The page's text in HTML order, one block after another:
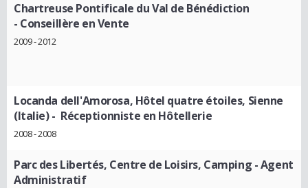
Chartreuse Pontificale du Val de Bénédiction
- Conseillère en Vente
2009 - 2012
Locanda dell'Amorosa, Hôtel quatre étoiles, Sienne
(Italie)- Réceptionniste en Hôtellerie
2008 - 2008
Parc des Libertés, Centre de Loisirs, Camping - Agent
Administratif